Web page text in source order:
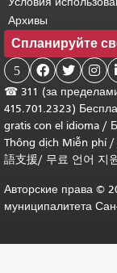
Архивы
Спланируйте
5   
☎ 311 (за
415.701.2323)
gratis con el idioma /
Thông dịch Miễn phí/
語支援/ 무료 언어 지
Авторские права ©
муниципалитета